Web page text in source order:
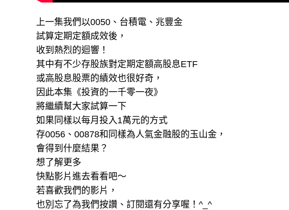
上一集我們以0050、台積電、兆豐金
試算定期定額成效後，
收到熱烈的迴響！
其中有不少存股族對定期定額高股息ETF
或高股息股票的績效也很好奇，
因此本集《投資的一千零一夜》
將繼續幫大家試算一下
如果同樣以每月投入1萬元的方式
存0056、00878和同樣為人氣金融股的玉山金，
會得到什麼結果？
想了解更多
快點影片進去看看吧～
若喜歡我們的影片，
也別忘了為我們按讚、訂閱還有分享喔！^_^